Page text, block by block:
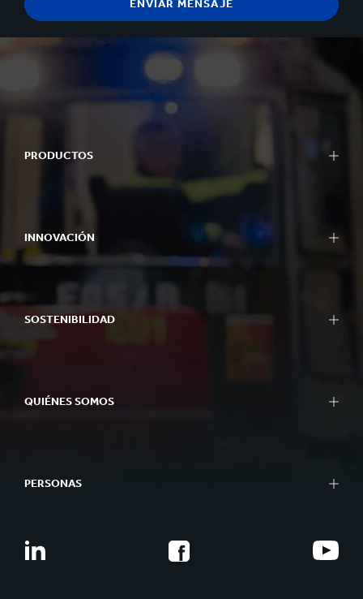
PRODUCTOS
INNOVACIÓN
SOSTENIBILIDAD
QUIÉNES SOMOS
PERSONAS